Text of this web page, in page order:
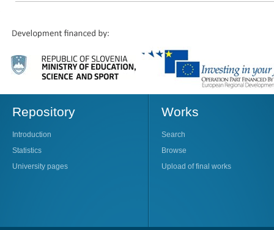
Repository
Introduction
Statistics
University pages
Works
Search
Browse
Upload of final works